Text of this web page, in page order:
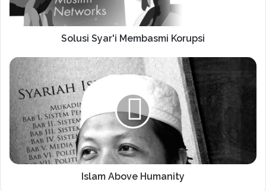
Solusi Syar'i Membasmi Korupsi
Islam Above Humanity